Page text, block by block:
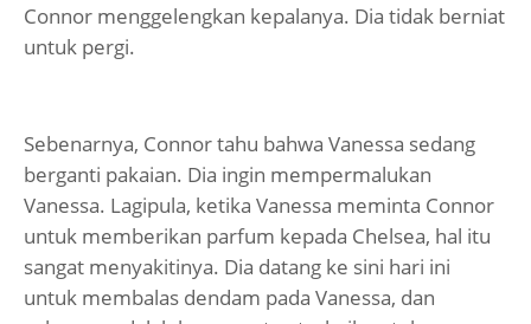
Connor menggelengkan kepalanya. Dia tidak berniat
untuk pergi.
Sebenarnya, Connor tahu bahwa Vanessa sedang
berganti pakaian. Dia ingin mempermalukan
Vanessa. Lagipula, ketika Vanessa meminta Connor
untuk memberikan parfum kepada Chelsea, hal itu
sangat menyakitinya. Dia datang ke sini hari ini
untuk membalas dendam pada Vanessa, dan